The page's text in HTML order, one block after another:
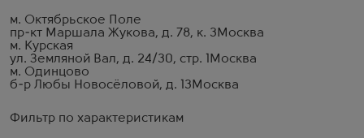
Фильтр по характеристикам
м. Октябрьское Поле
пр-кт Маршала Жукова, д. 78, к. 3 Москва
м. Курская
ул. Земляной Вал, д. 24/30, стр. 1
Москва
м. Одинцово
б-р Любы Новосёловой, д. 13 Москва